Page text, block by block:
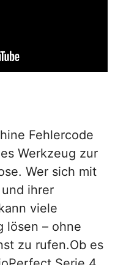
Fehlercode
Werkzeug zur
Wer sich mit
ihrer
viele
lösen – ohne
zu rufen.Ob es